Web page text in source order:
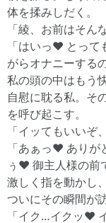
体を揉みしだく。
「綾、お前はそん
「はいっ♥ とっ
がらオナニーする
私の頭の中はもう
自慰に耽る私。そ
を呼び起こす。
「イッてもいいぞ
「あぁっ♥ あり
ぅ♥ 御主人様の前
激しく指を動かし
ついにその瞬間が
「イク…イクッ♥